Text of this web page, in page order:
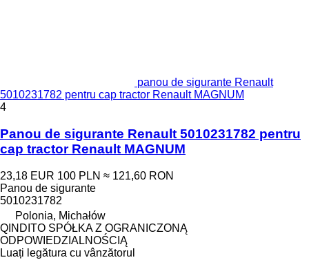
panou de sigurante Renault
5010231782 pentru cap tractor Renault MAGNUM
4
Panou de sigurante Renault 5010231782 pentru
cap tractor Renault MAGNUM
23,18 EUR 100 PLN ≈ 121,60 RON
Panou de sigurante
5010231782
Polonia, Michałów
QINDITO SPÓŁKA Z OGRANICZONĄ
ODPOWIEDZIALNOŚCIĄ
Luați legătura cu vânzătorul